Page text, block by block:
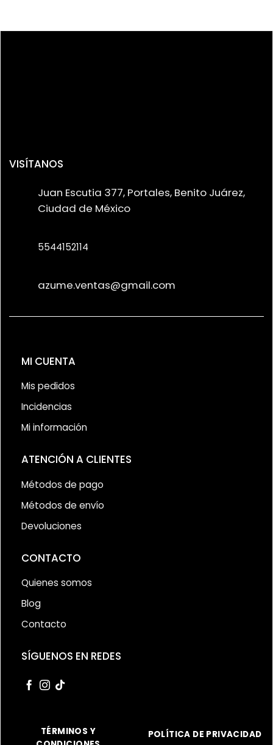
VISÍTANOS
Juan Escutia 377, Portales, Benito Juárez,
Ciudad de México
5544152114
azume.ventas@gmail.com
MI CUENTA
Mis pedidos
Incidencias
Mi información
ATENCIÓN A CLIENTES
Métodos de pago
Métodos de envío
Devoluciones
CONTACTO
Quienes somos
Blog
Contacto
SÍGUENOS EN REDES
TÉRMINOS Y
POLÍTICA DE PRIVACIDAD